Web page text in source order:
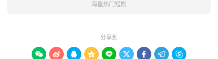
海量热门短剧
分享到
        